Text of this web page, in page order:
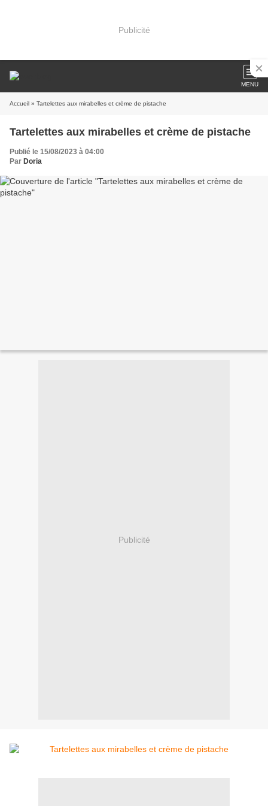
Publicité
MENU
Accueil » Tartelettes aux mirabelles et crème de pistache
Tartelettes aux mirabelles et crème de pistache
Publié le 15/08/2023 à 04:00
Par Doria
Publicité